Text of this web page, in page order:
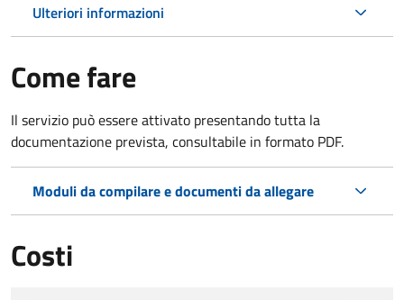
Ulteriori informazioni
Come fare
Il servizio può essere attivato presentando tutta la
documentazione prevista, consultabile in formato PDF.
Moduli da compilare e documenti da allegare
Costi